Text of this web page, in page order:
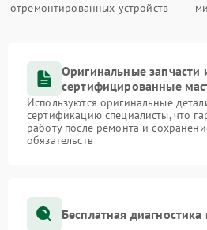
отремонтированных устройств
Оригинальные запчасти
сертифицированные
Используются оригинальные
сертификацию специалисты, что
работу после ремонта и
обязательств
Бесплатная